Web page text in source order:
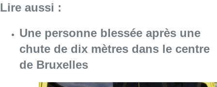
Lire aussi :
Une personne blessée après une
chute de dix mètres dans le centre
de Bruxelles